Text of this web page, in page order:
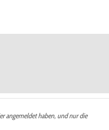
angemeldet haben, und nur die